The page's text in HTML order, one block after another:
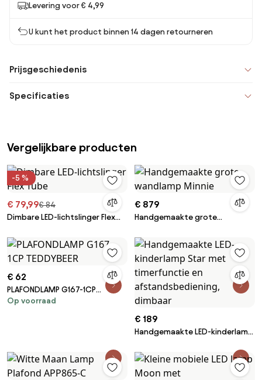
Levering voor € 4,99
U kunt het product binnen 14 dagen retourneren
Prijsgeschiedenis
Specificaties
Vergelijkbare producten
-5 %
€ 79,99€ 84
Dimbare LED-lichtslinger Flex
€ 879
Handgemaakte grote
€ 62
PLAFONDLAMP G167-1CP
TEDDYBEER
Op voorraad
€ 189
Handgemaakte LED-kinderlamp
afstandsbediening, dimbaar